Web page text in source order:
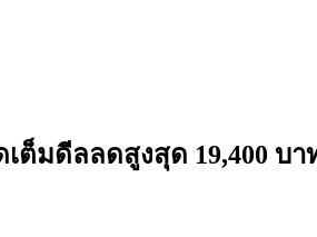
เต็มดีลลดสูงสุด 19,400 บ